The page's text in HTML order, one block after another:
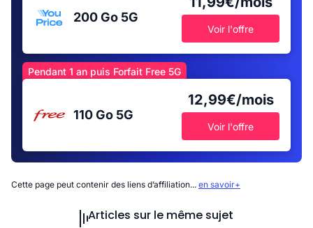
200 Go 5G
Voir l'offre
Pendant 1 an puis Forfait Free 5G
110 Go 5G
12,99€/mois
Voir l'offre
Cette page peut contenir des liens d’affiliation... en savoir+
Articles sur le même sujet